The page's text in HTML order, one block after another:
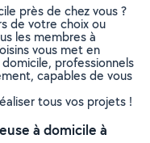
près de chez vous ?
de votre choix ou
les membres à
vous met en
professionnels
capables de vous
tous vos projets !
à domicile à